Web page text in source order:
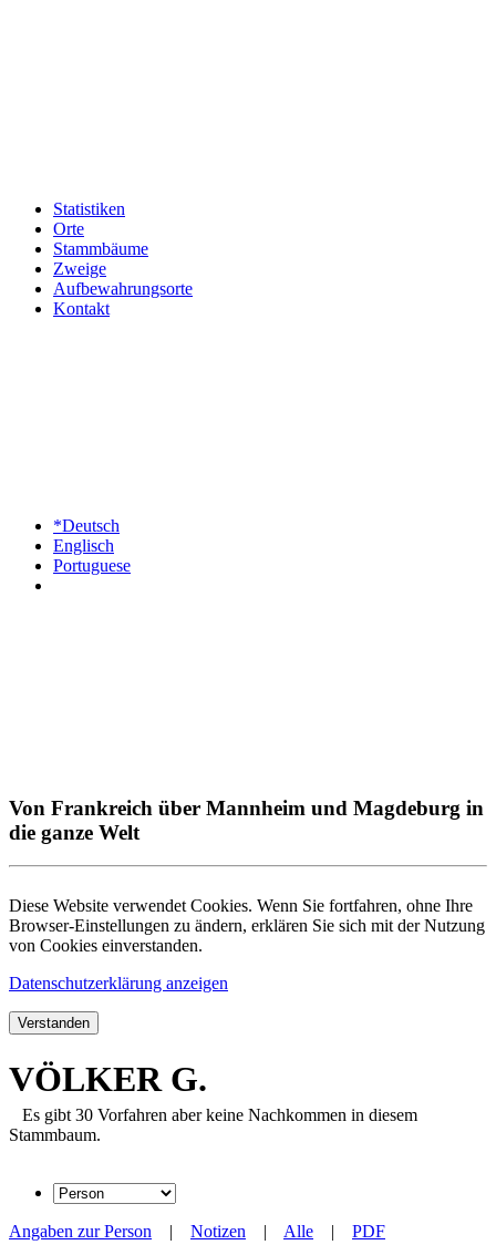
Statistiken
Orte
Stammbäume
Zweige
Aufbewahrungsorte
Kontakt
*Deutsch
Englisch
Portuguese
Von Frankreich über Mannheim und Magdeburg in
die ganze Welt
Diese Website verwendet Cookies. Wenn Sie fortfahren, ohne Ihre
Browser-Einstellungen zu ändern, erklären Sie sich mit der Nutzung
von Cookies einverstanden.
Datenschutzerklärung anzeigen
Verstanden
VÖLKER G.
Es gibt 30 Vorfahren aber keine Nachkommen in diesem
Stammbaum.
Angaben zur Person | Notizen | Alle | PDF